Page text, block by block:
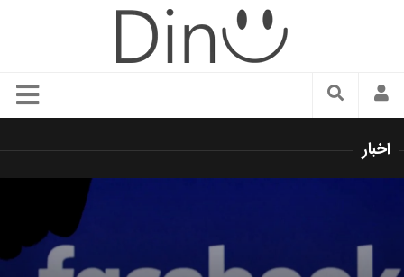
سبک زندگی
اخبار